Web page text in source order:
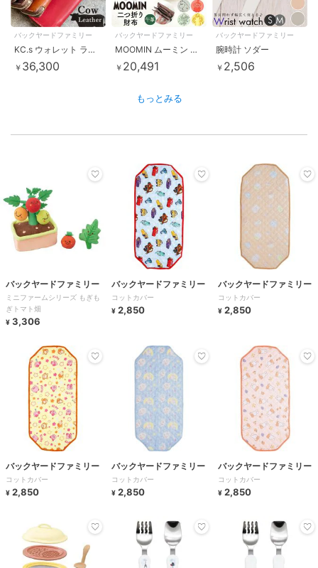
バックヤードファミリー
KC.s ウォレット ラウンドジップ2 カウハイド
￥ 36,300
バックヤードファミリー
MOOMIN ムーミン 二つ折り財布
￥ 20,491
バックヤードファミリー
腕時計 ソダー
￥ 2,506
もっとみる
バックヤードファミリー
ミニファームシリーズ もぎも
ぎトマト畑
¥ 3,306
バックヤードファミリー
コットカバー
¥ 2,850
バックヤードファミリー
コットカバー
¥ 2,850
バックヤードファミリー
コットカバー
¥ 2,850
バックヤードファミリー
コットカバー
¥ 2,850
バックヤードファミリー
コットカバー
¥ 2,850